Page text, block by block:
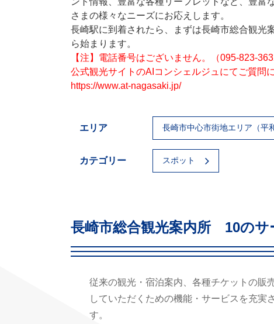
さまの様々なニーズにお応えします。
長崎駅に到着されたら、まずは長崎市総合観光
ら始まります。
【注】電話番号はございません。（095-823-
公式観光サイトのAIコンシェルジュにてご質問
https://www.at-nagasaki.jp/
エリア 長崎市中心市街地エリア（平
カテゴリー スポット
長崎市総合観光案内所 10のサ
従来の観光・宿泊案内、各種チケットの販
していただくための機能・サービスを充実
す。